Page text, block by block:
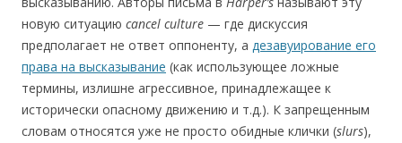
новую ситуацию cancel culture — где дискуссия
предполагает не ответ оппоненту, а дезавуирование его
права на высказывание (как использующее ложные
термины, излишне агрессивное, принадлежащее к
исторически опасному движению и т.д.). К запрещенным
словам относятся уже не просто обидные клички (slurs),